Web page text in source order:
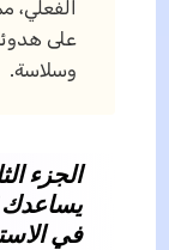
الفعلي،
على
وسلاسة.
الجزء
في